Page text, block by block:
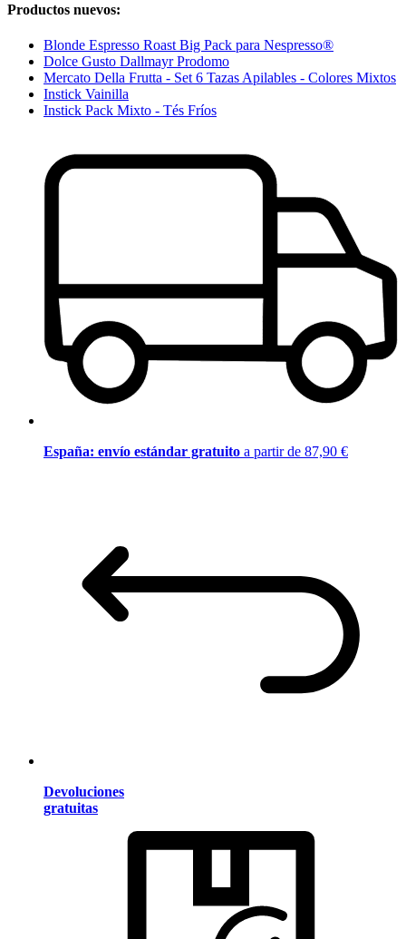
Productos nuevos:
Blonde Espresso Roast Big Pack para Nespresso®
Dolce Gusto Dallmayr Prodomo
Mercato Della Frutta - Set 6 Tazas Apilables - Colores Mixtos
Instick Vainilla
Instick Pack Mixto - Tés Fríos
España: envío estándar gratuito a partir de 87,90 €
Devoluciones
gratuitas